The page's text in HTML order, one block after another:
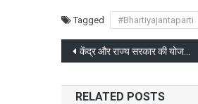
Tagged #Bhartiyajantaparti
Post
navigation
केंद्र और राज्य सरकार की योजनाओं का लाभ हर वर्ग को मिले : सचिव दीपक कुमार
RELATED POSTS